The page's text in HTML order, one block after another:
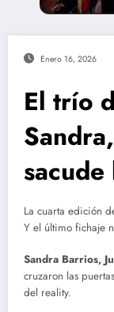
Enero 16, 2026
El trío
La cuarta edición
Y el último fichaje
Sandra Barrios,
cruzaron las
del reality.